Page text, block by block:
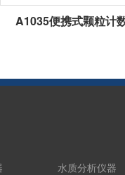
A1035便携式颗粒计
水质分析仪器